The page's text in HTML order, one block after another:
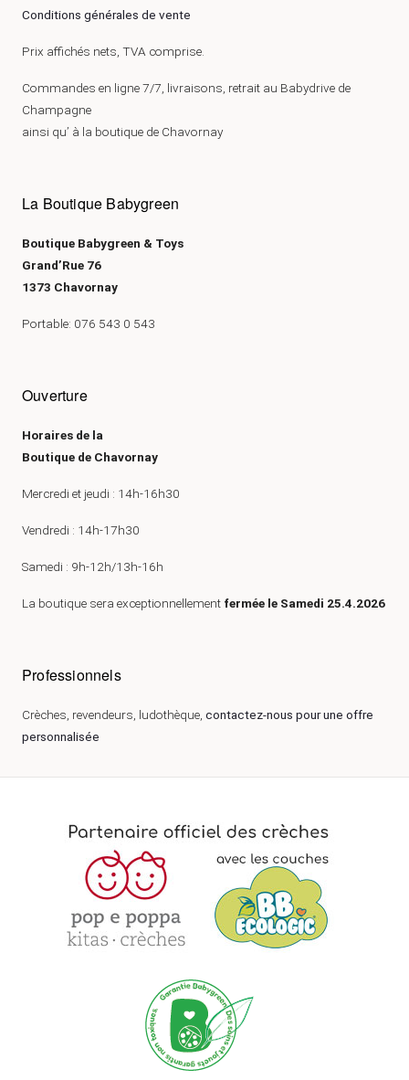
Conditions générales de vente
Prix affichés nets, TVA comprise.
Commandes en ligne 7/7, livraisons, retrait au Babydrive de
Champagne
ainsi qu’ à la boutique de Chavornay
La Boutique Babygreen
Boutique Babygreen & Toys
Grand’Rue 76
1373 Chavornay
Portable: 076 543 0 543
Ouverture
Horaires de la
Boutique de Chavornay
Mercredi et jeudi : 14h-16h30
Vendredi : 14h-17h30
Samedi : 9h-12h/13h-16h
La boutique sera exceptionnellement fermée le Samedi 25.4.2026
Professionnels
Crèches, revendeurs, ludothèque, contactez-nous pour une offre
personnalisée